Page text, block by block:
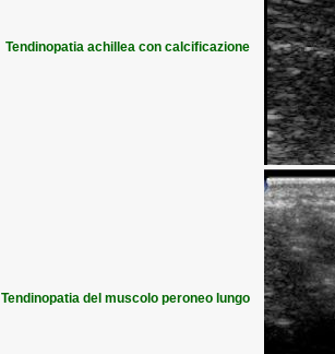
Tendinopatia achillea con calcificazione
Tendinopatia del muscolo peroneo lungo